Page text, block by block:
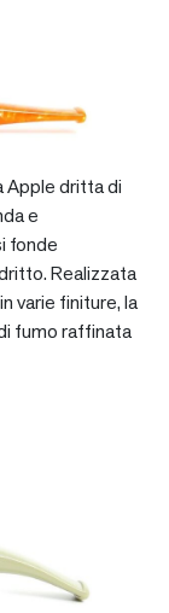
Apple dritta di
e
fonde
Realizzata
varie finiture, la
fumo raffinata